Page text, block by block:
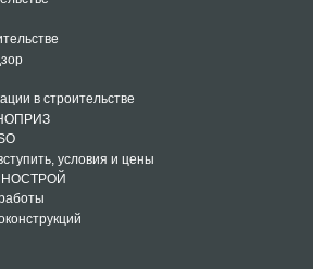
в строительстве
условия и цены
НОСТРОЙ